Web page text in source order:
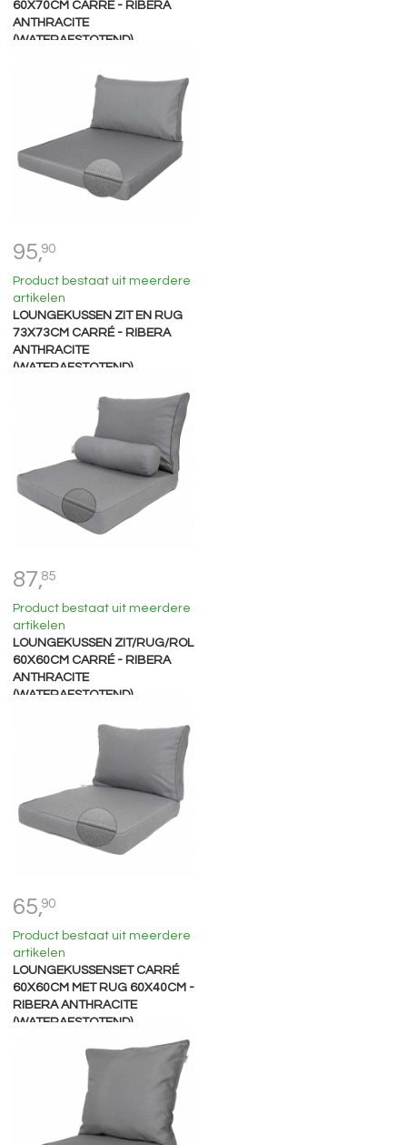
60X70CM CARRÉ - RIBERA
ANTHRACITE
(WATERAFSTOTEND)
95,90
Product bestaat uit meerdere
artikelen
LOUNGEKUSSEN ZIT EN RUG
73X73CM CARRÉ - RIBERA
ANTHRACITE
(WATERAFSTOTEND)
87,85
Product bestaat uit meerdere
artikelen
LOUNGEKUSSEN ZIT/RUG/ROL
60X60CM CARRÉ - RIBERA
ANTHRACITE
(WATERAFSTOTEND)
65,90
Product bestaat uit meerdere
artikelen
LOUNGEKUSSENSET CARRÉ
60X60CM MET RUG 60X40CM -
RIBERA ANTHRACITE
(WATERAFSTOTEND)